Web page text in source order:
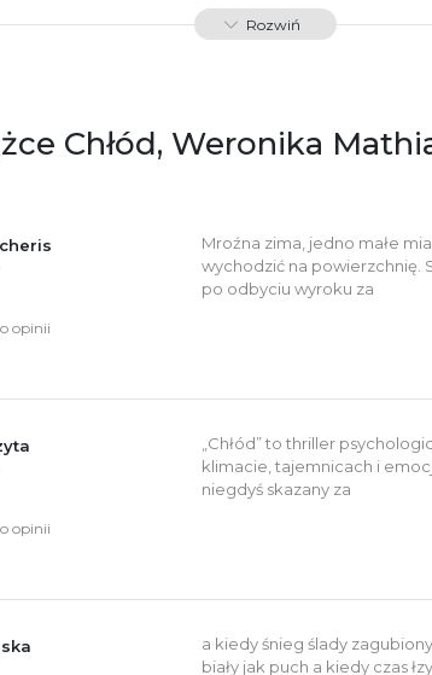
Polska
kontakt@wydajenamsie.pl
Rozwiń
Chłód, Weronika
opinii
Mroźna zima, jedno małe
wychodzić na powierzchnię.
po odbyciu wyroku za
opinii
„Chłód” to thriller
klimacie, tajemnicach i
niegdyś skazany za
a kiedy śnieg ślady
biały jak puch a kiedy czas